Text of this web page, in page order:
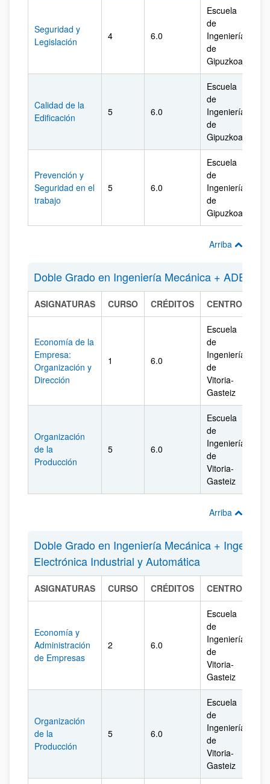
Seguridad y
Legislación
4 6.0
Escuela
de
Ingeniería
de
Gipuzkoa
Calidad de la
Edificación
5 6.0
Escuela
de
Ingeniería
de
Gipuzkoa
Prevención y
Seguridad en el
trabajo
5 6.0
Escuela
de
Ingeniería
de
Gipuzkoa
Arriba
Doble Grado en Ingeniería Mecánica + ADE
ASIGNATURAS CURSO CRÉDITOS CENTRO
Economía de la
Empresa:
Organización y
Dirección
1 6.0
Escuela
de
Ingeniería
de
Vitoria-
Gasteiz
Organización
de la
Producción
5 6.0
Escuela
de
Ingeniería
de
Vitoria-
Gasteiz
Arriba
Doble Grado en Ingeniería Mecánica +
Electrónica Industrial y Automática
ASIGNATURAS CURSO CRÉDITOS CENTRO
Economía y
Administración
de Empresas
2 6.0
Escuela
de
Ingeniería
de
Vitoria-
Gasteiz
Organización
de la
Producción
5 6.0
Escuela
de
Ingeniería
de
Vitoria-
Gasteiz